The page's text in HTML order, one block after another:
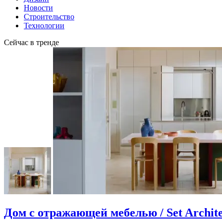
Новости
Строительство
Технологии
Сейчас в тренде
Дом с отражающей мебелью / Set